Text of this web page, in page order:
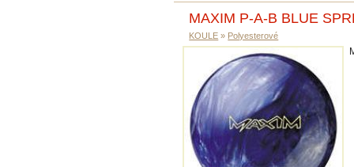
MAXIM P-A-B BLUE
KOULE » Polyesterové